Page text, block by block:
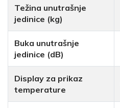
Težina unutrašnje
jedinice (kg)
Buka unutrašnje
jedinice (dB)
Display za prikaz
temperature